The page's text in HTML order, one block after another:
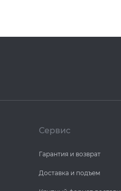
Сервис
Гарантия и возврат
Доставка и подъем